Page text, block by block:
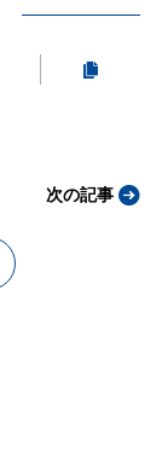
次の記事